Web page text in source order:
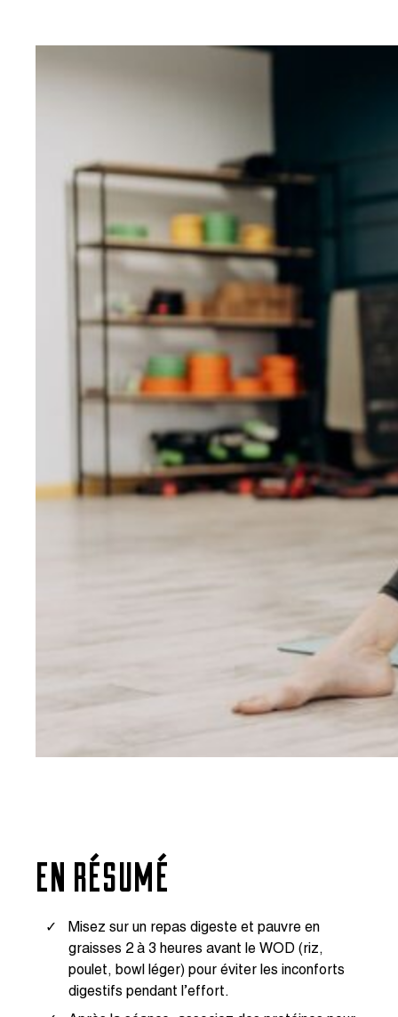
EN RÉSUMÉ
Misez sur un repas digeste et pauvre en
graisses 2 à 3 heures avant le WOD (riz,
poulet, bowl léger) pour éviter les inconforts
digestifs pendant l’effort.